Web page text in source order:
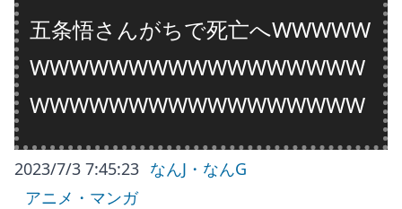
五条悟さんがちで死亡へWWWWW
WWWWWWWWWWWWWWWWW
WWWWWWWWWWWWWWWWW
2023/7/3 7:45:23 なんJ・なんG
アニメ・マンガ